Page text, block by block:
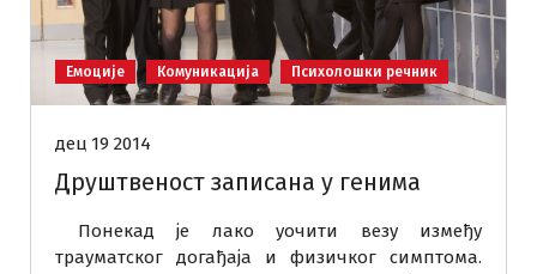
Емоције Комуникација Психолошки речник
дец 19 2014
Друштвеност записана у генима
Понекад је лако уочити везу између
трауматског догађаја и физичког симптома.